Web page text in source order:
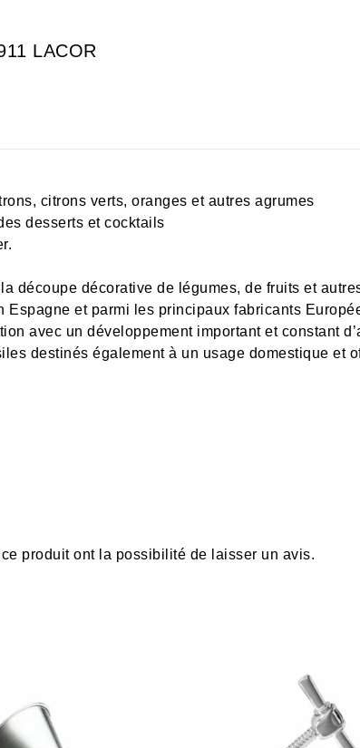
LACOR
citrons verts, oranges et autres agrumes
desserts et cocktails
découpe décorative de légumes, de fruits et
Espagne et parmi les principaux fabricants
avec un développement important et constant
destinés également à un usage domestique
produit ont la possibilité de laisser un avis.